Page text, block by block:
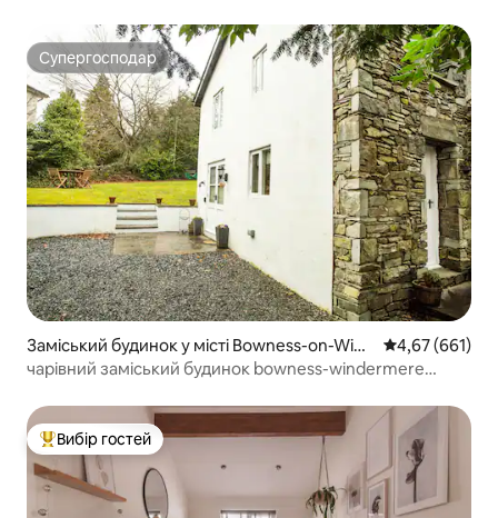
Супергосподар
Супергосподар
Заміський будинок у місті Bowness-on-Wind
ermere
Середня
4,67 (661)
чарівний заміський будинок bowness-windermere
Топ вибір гостей
Вибір гостей